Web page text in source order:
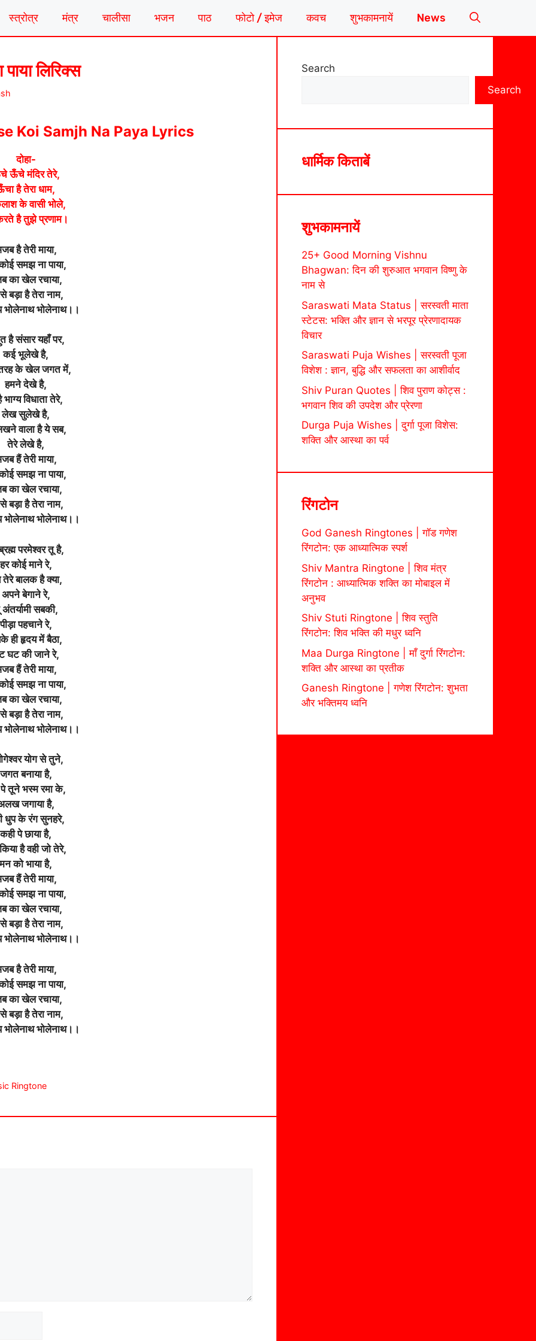
स्त्रोत्र मंत्र चालीसा भजन पाठ फोटो / इमेज कवच शुभकामनायें News
लिरिक्स
Koi Samjh Na Paya Lyrics
दोहा-
ऊँचे मंदिर तेरे,
है तेरा धाम,
के वासी भोले,
है तुझे प्रणाम।
है तेरी माया,
समझ ना पाया,
का खेल रचाया,
बड़ा है तेरा नाम,
भोलेनाथ भोलेनाथ।।
है संसार यहाँ पर,
कई भूलेखे है,
के खेल जगत में,
हमने देखे है,
विधाता तेरे,
लेख सुलेखे है,
वाला है ये सब,
तेरे लेखे है,
हैं तेरी माया,
समझ ना पाया,
का खेल रचाया,
बड़ा है तेरा नाम,
भोलेनाथ भोलेनाथ।।
परमेश्वर तू है,
हर कोई माने रे,
बालक है क्या,
अपने बेगाने रे,
सबकी,
पीड़ा पहचाने रे,
ही हृदय में बैठा,
घट की जाने रे,
हैं तेरी माया,
समझ ना पाया,
का खेल रचाया,
बड़ा है तेरा नाम,
भोलेनाथ भोलेनाथ।।
योग से तुने,
जगत बनाया है,
तूने भस्म रमा के,
जगाया है,
धुप के रंग सुनहरे,
कही पे छाया है,
है वही जो तेरे,
मन को भाया है,
हैं तेरी माया,
समझ ना पाया,
का खेल रचाया,
बड़ा है तेरा नाम,
भोलेनाथ भोलेनाथ।।
है तेरी माया,
समझ ना पाया,
का खेल रचाया,
बड़ा है तेरा नाम,
भोलेनाथ भोलेनाथ।।
Ringtone
Search
Search
धार्मिक किताबें
शुभकामनायें
25+ Good Morning Vishnu
Bhagwan: दिन की शुरुआत भगवान विष्णु के
नाम से
Saraswati Mata Status | सरस्वती माता
स्टेटस: भक्ति और ज्ञान से भरपूर प्रेरणादायक
विचार
Saraswati Puja Wishes | सरस्वती पूजा
विशेश : ज्ञान, बुद्धि और सफलता का आशीर्वाद
Shiv Puran Quotes | शिव पुराण कोट्स :
भगवान शिव की उपदेश और प्रेरणा
Durga Puja Wishes | दुर्गा पूजा विशेस:
शक्ति और आस्था का पर्व
रिंगटोन
God Ganesh Ringtones | गॉड गणेश
रिंगटोन: एक आध्यात्मिक स्पर्श
Shiv Mantra Ringtone | शिव मंत्र
रिंगटोन : आध्यात्मिक शक्ति का मोबाइल में
अनुभव
Shiv Stuti Ringtone | शिव स्तुति
रिंगटोन: शिव भक्ति की मधुर ध्वनि
Maa Durga Ringtone | माँ दुर्गा रिंगटोन:
शक्ति और आस्था का प्रतीक
Ganesh Ringtone | गणेश रिंगटोन: शुभता
और भक्तिमय ध्वनि